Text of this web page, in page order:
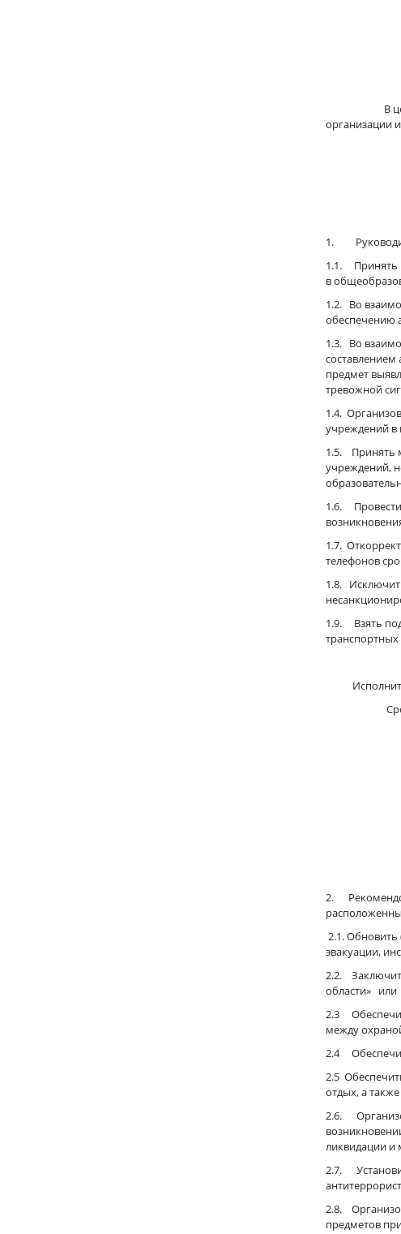
В целях
организации
1.
1.1. Принять
в
1.2. Во
обеспечению
1.3. Во
предмет
тревожной
1.4.
учреждений в
1.5. Принять
учреждений,
1.6. Провести
1.7.
телефонов
1.8.
1.9. Взять
транспортных
Срок:
2.
2.1.
эвакуации,
2.2.
области»
2.3
между
2.4
2.5
отдых, а
2.6.
ликвидации и
2.7.
2.8.
предметов